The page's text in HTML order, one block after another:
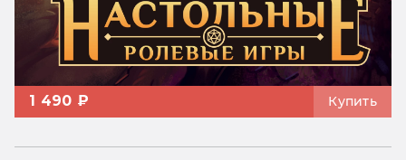
1 490 ₽ Купить